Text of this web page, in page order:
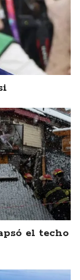
el techo